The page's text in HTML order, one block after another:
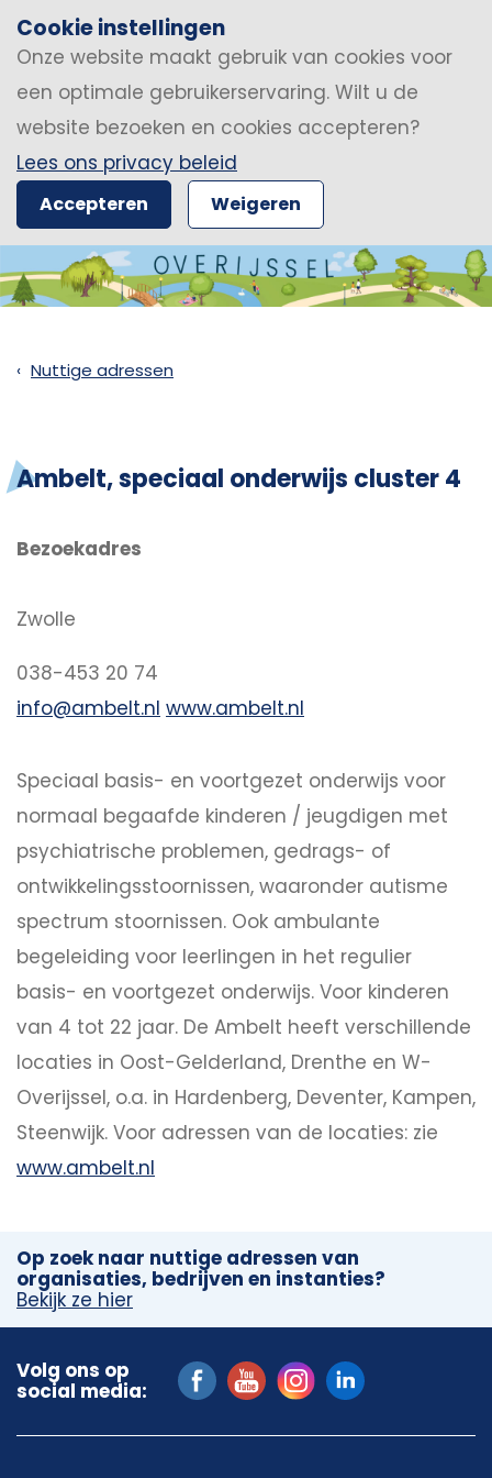
Cookie instellingen
Onze website maakt gebruik van cookies voor
een optimale gebruikerservaring. Wilt u de
website bezoeken en cookies accepteren?
Lees ons privacy beleid
Accepteren Weigeren
Nuttige adressen
Ambelt, speciaal onderwijs cluster 4
Bezoekadres
Zwolle
038-453 20 74
info@ambelt.nl www.ambelt.nl
Speciaal basis- en voortgezet onderwijs voor
normaal begaafde kinderen / jeugdigen met
psychiatrische problemen, gedrags- of
ontwikkelingsstoornissen, waaronder autisme
spectrum stoornissen. Ook ambulante
begeleiding voor leerlingen in het regulier
basis- en voortgezet onderwijs. Voor kinderen
van 4 tot 22 jaar. De Ambelt heeft verschillende
locaties in Oost-Gelderland, Drenthe en W-
Overijssel, o.a. in Hardenberg, Deventer, Kampen,
Steenwijk. Voor adressen van de locaties: zie
www.ambelt.nl
Op zoek naar nuttige adressen van
organisaties, bedrijven en instanties?
Bekijk ze hier
Volg ons op
social media: